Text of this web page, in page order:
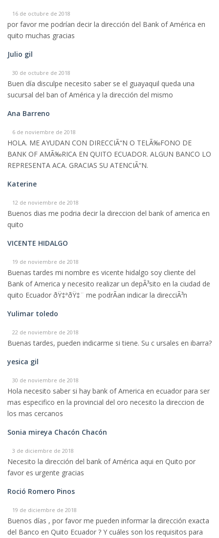
16 de octubre de 2018
por favor me podrían decir la dirección del Bank of América en
quito muchas gracias
Julio gil
30 de octubre de 2018
Buen día disculpe necesito saber se el guayaquil queda una
sucursal del ban of América y la dirección del mismo
Ana Barreno
6 de noviembre de 2018
HOLA. ME AYUDAN CON DIRECCIÃ“N O TELÃ‰FONO DE
BANK OF AMÃ‰RICA EN QUITO ECUADOR. ALGUN BANCO LO
REPRESENTA ACA. GRACIAS SU ATENCIÃ“N.
Katerine
12 de noviembre de 2018
Buenos dias me podria decir la direccion del bank of america en
quito
VICENTE HIDALGO
19 de noviembre de 2018
Buenas tardes mi nombre es vicente hidalgo soy cliente del
Bank of America y necesito realizar un depÃ³sito en la ciudad de
quito Ecuador ðŸ‡ªðŸ‡¨ me podrÃ­an indicar la direcciÃ³n
Yulimar toledo
22 de noviembre de 2018
Buenas tardes, pueden indicarme si tiene. Su c ursales en ibarra?
yesica gil
30 de noviembre de 2018
Hola necesito saber si hay bank of America en ecuador para ser
mas especifico en la provincial del oro necesito la direccion de
los mas cercanos
Sonia mireya Chacón Chacón
3 de diciembre de 2018
Necesito la dirección del bank of América aqui en Quito por
favor es urgente gracias
Roció Romero Pinos
19 de diciembre de 2018
Buenos días , por favor me pueden informar la dirección exacta
del Banco en Quito Ecuador ? Y cuáles son los requisitos para